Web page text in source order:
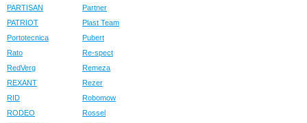
PARTISAN
Partner
PATRIOT
Plast Team
Portotecnica
Pubert
Rato
Re-spect
RedVerg
Remeza
REXANT
Rezer
RID
Robomow
RODEO
Rossel